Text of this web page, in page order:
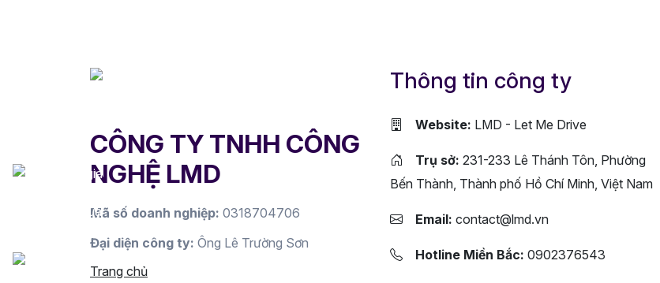
CÔNG TY TNHH CÔNG
NGHỆ LMD
Mã số doanh nghiệp: 0318704706
Đại diện công ty: Ông Lê Trường Sơn
Trang chủ
Thông tin công ty
Website: LMD - Let Me Drive
Trụ sở: 231-233 Lê Thánh Tôn, Phường
Bến Thành, Thành phố Hồ Chí Minh, Việt Nam
Email: contact@lmd.vn
Hotline Miền Bắc: 0902376543